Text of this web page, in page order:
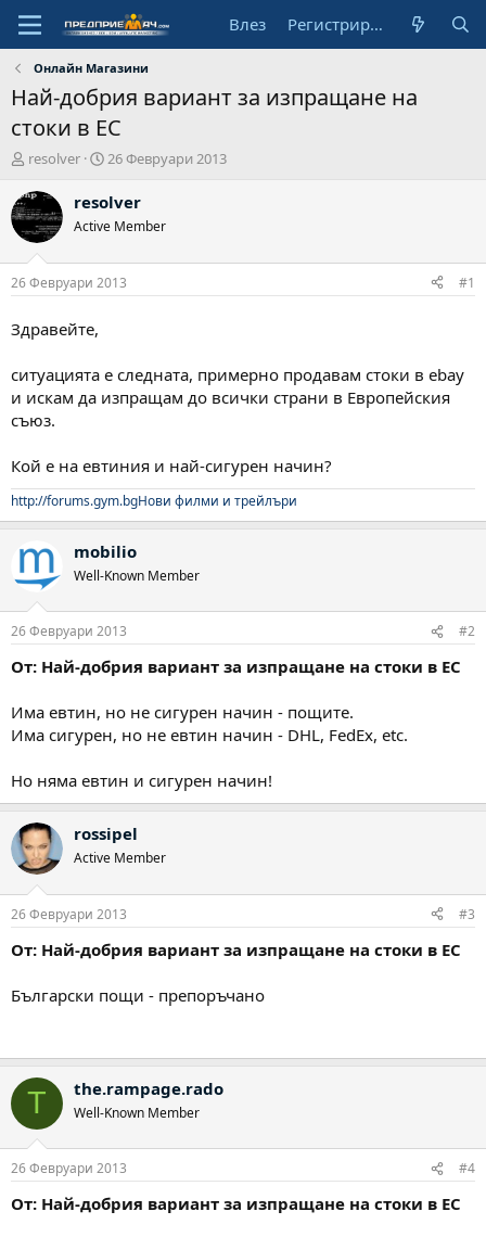
Влез Регистрирай се
Онлайн Магазини
Най-добрия вариант за изпращане на
стоки в ЕС
А
т
о
р
resolver
Н
ч
л
а
д
26 Февруари 2013
resolver
Active Member
26 Февруари 2013 #1
Здравейте,
ситуацията е следната, примерно продавам стоки в ebay
и искам да изпращам до всички страни в Европейския
съюз.
Кой е на евтиния и най-сигурен начин?
http://forums.gym.bgНови филми и трейлъри
mobilio
Well-Known Member
26 Февруари 2013 #2
От: Най-добрия вариант за изпращане на стоки в ЕС
Има евтин, но не сигурен начин - пощите.
Има сигурен, но не евтин начин - DHL, FedEx, etc.
Но няма евтин и сигурен начин!
rossipel
Active Member
26 Февруари 2013 #3
От: Най-добрия вариант за изпращане на стоки в ЕС
Български пощи - препоръчано
T the.rampage.rado
Well-Known Member
26 Февруари 2013 #4
От: Най-добрия вариант за изпращане на стоки в ЕС